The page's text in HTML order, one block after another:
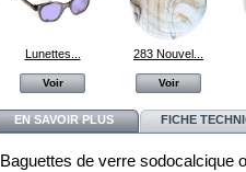
Lunettes...
Voir
283 Nouvel...
Voir
EN SAVOIR PLUS FICHE
Baguettes de verre sodocalcique